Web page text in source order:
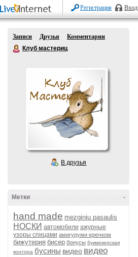
Регистрация Вход
Записи Друзья
Комментарии
Клуб мастериц
В друзья
-
Метки
hand made mezginiu pasaulis
НОСКИ автомобили ажурные
узоры спицами амигуруми крючком
бижутерия бисер бонусы букмекерская
контора бусины видео видео